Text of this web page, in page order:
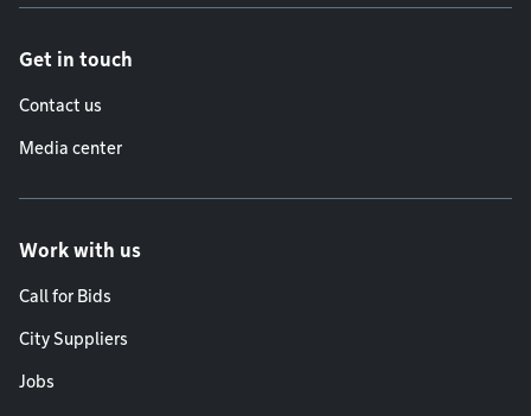
Get in touch
Contact us
Media center
Work with us
Call for Bids
City Suppliers
Jobs